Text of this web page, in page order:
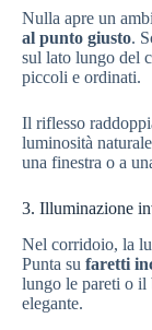
Nulla apre un
al punto giusto.
sul lato lungo del
piccoli e ordinati.
Il riflesso
luminosità
una finestra o a
3. Illuminazione
Nel corridoio, la
Punta su faretti
lungo le pareti o il
elegante.